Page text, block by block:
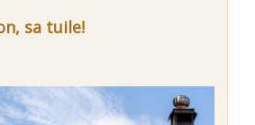
sa tuile!